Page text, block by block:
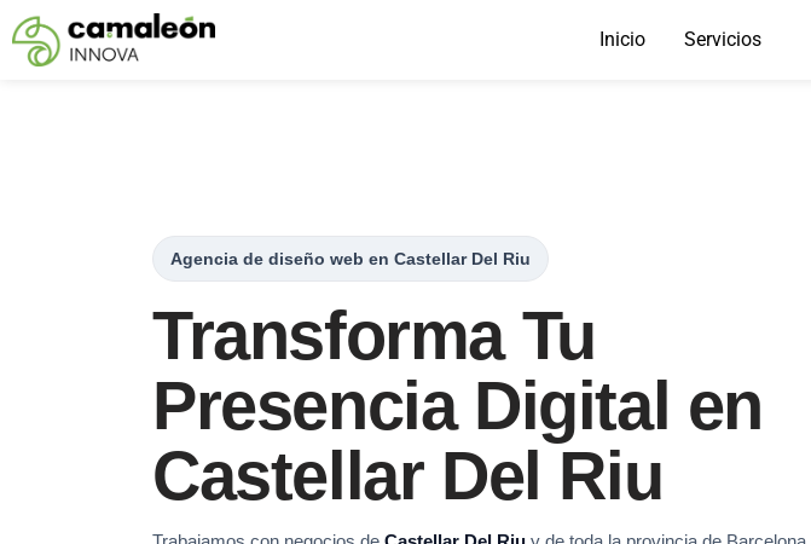
Saltar
Inicio Servicios
Agencia de diseño web en Castellar Del Riu
Transforma Tu
Presencia Digital en
Castellar Del Riu